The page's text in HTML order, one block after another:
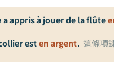
a appris à jouer de la flûte
esten argent. 這條項